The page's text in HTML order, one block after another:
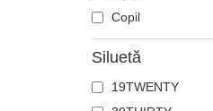
Coiot
Corb
Crab
Craniu
Copil
Siluetă
19TWENTY